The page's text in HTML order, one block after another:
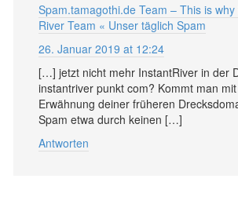
Spam.tamagothi.de Team – This is why
River Team « Unser täglich Spam
26. Januar 2019 at 12:24
[…] jetzt nicht mehr InstantRiver in der
instantriver punkt com? Kommt man
Erwähnung deiner früheren
Spam etwa durch keinen […]
Antworten